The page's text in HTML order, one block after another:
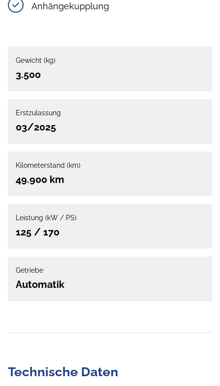
Anhängekupplung
Gewicht (kg)
3.500
Erstzulassung
03/2025
Kilometerstand (km)
49.900 km
Leistung (kW / PS)
125 / 170
Getriebe
Automatik
Technische Daten